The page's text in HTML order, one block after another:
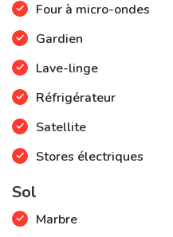
Four à micro-ondes
Gardien
Lave-linge
Réfrigérateur
Satellite
Stores électriques
Sol
Marbre